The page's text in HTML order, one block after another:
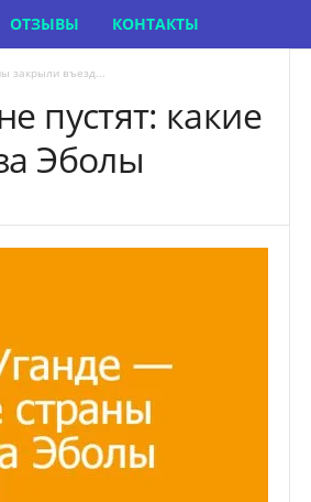
ОТЗЫВЫ КОНТАКТЫ
закрыли въезд...
пустят: какие
Эболы